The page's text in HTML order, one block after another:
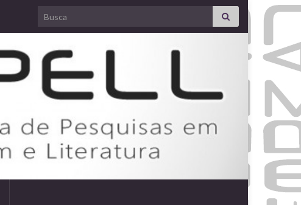
Search for: